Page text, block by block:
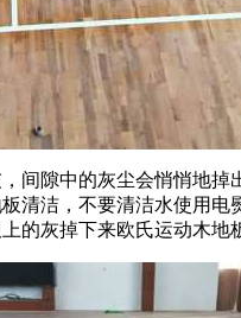
隙中的灰尘会悄悄地掉
洁，不要清洁水使用
灰掉下来欧氏运动木